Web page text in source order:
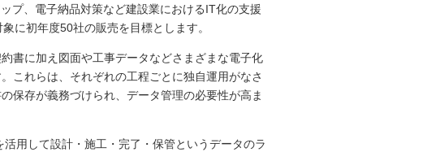
プ、電子納品対策など建設業におけるIT化の支援
に初年度50社の販売を目標とします。
書に加え図面や工事データなどさまざまな電子化
これらは、それぞれの工程ごとに独自運用がなさ
保存が義務づけられ、データ管理の必要性が高ま
用して設計・施工・完了・保管というデータのラ